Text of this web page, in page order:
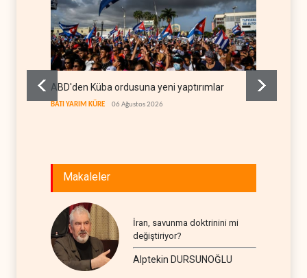
ABD'den Küba ordusuna yeni yaptırımlar
BATI YARIM KÜRE 06 Ağustos 2026
Makaleler
İran, savunma doktrinini mi
değiştiriyor?
Alptekin DURSUNOĞLU